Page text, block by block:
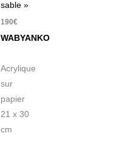
sable »
190€
WABYANKO
Acrylique
sur
papier
21 x 30
cm